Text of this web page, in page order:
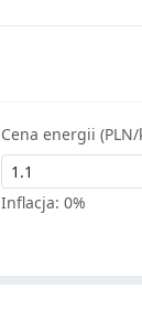
Cena energii (PLN/
Inflacja:0%